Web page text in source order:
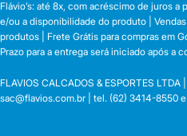
Flávio’s: até 8x, com acréscimo de juros
e/ou a disponibilidade do produto |
produtos | Frete Grátis para compras em
Prazo para a entrega será iniciado após a
FLAVIOS CALCADOS & ESPORTES
sac@flavios.com.br | tel. (62) 3414-8550